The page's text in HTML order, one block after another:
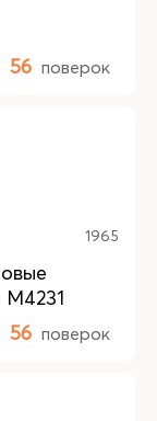
56 поверок
1965
56 поверок